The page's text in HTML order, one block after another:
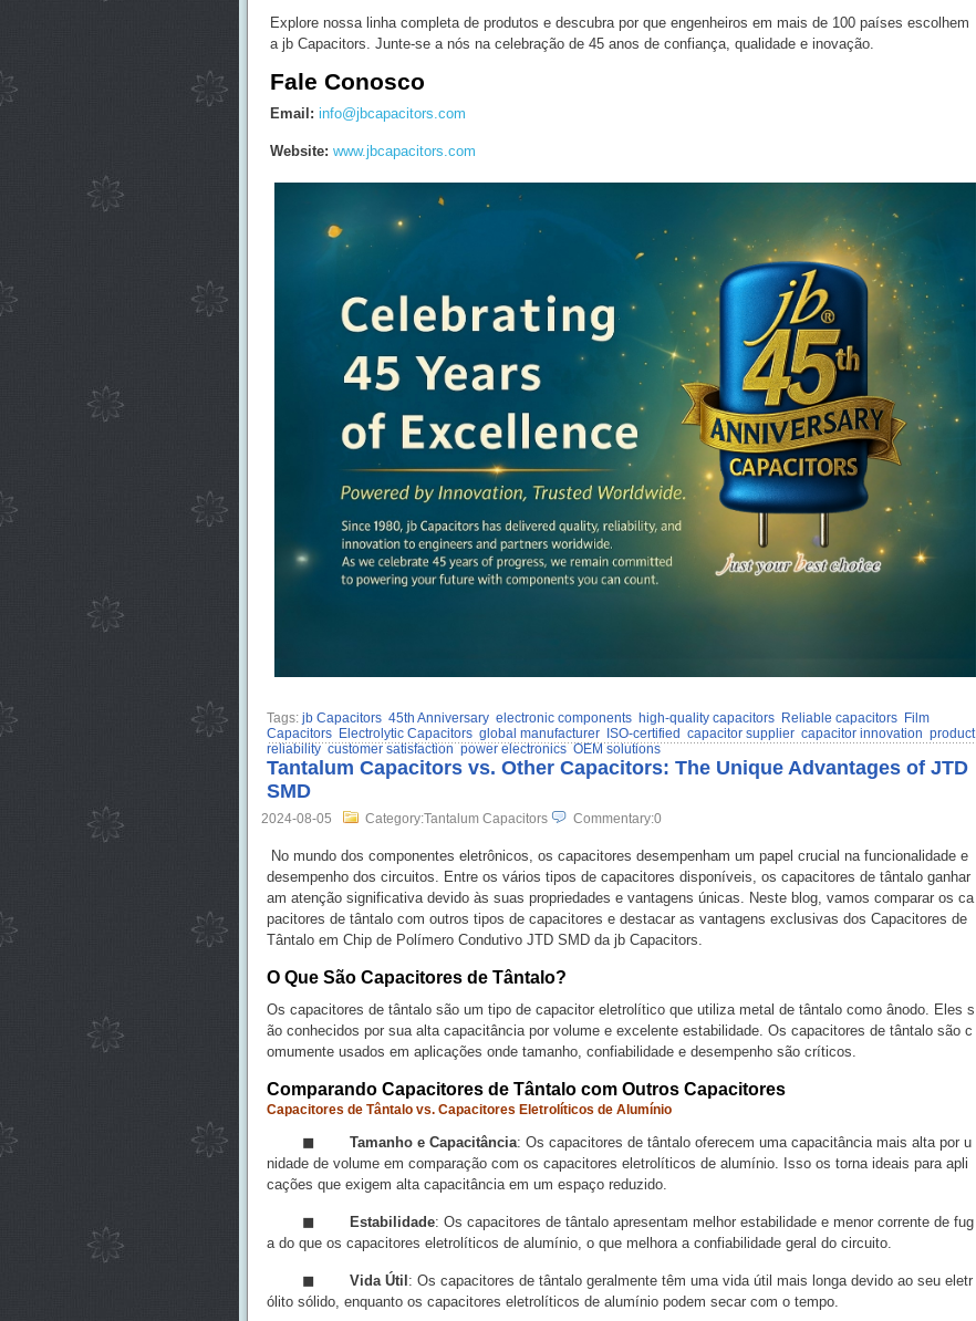
Explore nossa linha completa de produtos e descubra por que engenheiros em mais de 100 países escolhem
a jb Capacitors. Junte-se a nós na celebração de 45 anos de confiança, qualidade e inovação.
Fale Conosco
Email: info@jbcapacitors.com
Website: www.jbcapacitors.com
Tags: jb Capacitors 45th Anniversary electronic components high-quality capacitors Reliable capacitors
Film
Capacitors
Electrolytic Capacitors global manufacturer ISO-certified capacitor supplier capacitor innovation product
reliability customer satisfaction power electronics OEM solutions
Tantalum Capacitors vs. Other Capacitors: The Unique Advantages of JTD
SMD
2024-08-05 Category:Tantalum Capacitors Commentary:0
No mundo dos componentes eletrônicos, os capacitores desempenham um papel crucial na funcionalidade e
desempenho dos circuitos. Entre os vários tipos de capacitores disponíveis, os capacitores de tântalo ganhar
am atenção significativa devido às suas propriedades e vantagens únicas. Neste blog, vamos comparar os ca
pacitores de tântalo com outros tipos de capacitores e destacar as vantagens exclusivas dos Capacitores de
Tântalo em Chip de Polímero Condutivo JTD SMD da jb Capacitors.
O Que São Capacitores de Tântalo?
Os capacitores de tântalo são um tipo de capacitor eletrolítico que utiliza metal de tântalo como ânodo. Eles s
ão conhecidos por sua alta capacitância por volume e excelente estabilidade. Os capacitores de tântalo são c
omumente usados em aplicações onde tamanho, confiabilidade e desempenho são críticos.
Comparando Capacitores de Tântalo com Outros Capacitores
Capacitores de Tântalo vs. Capacitores Eletrolíticos de Alumínio
◼ Tamanho e Capacitância: Os capacitores de tântalo oferecem uma capacitância mais alta por u
nidade de volume em comparação com os capacitores eletrolíticos de alumínio. Isso os torna ideais para apli
cações que exigem alta capacitância em um espaço reduzido.
◼ Estabilidade: Os capacitores de tântalo apresentam melhor estabilidade e menor corrente de fug
a do que os capacitores eletrolíticos de alumínio, o que melhora a confiabilidade geral do circuito.
◼ Vida Útil : Os capacitores de tântalo geralmente têm uma vida útil mais longa devido ao seu eletr
ólito sólido, enquanto os capacitores eletrolíticos de alumínio podem secar com o tempo.